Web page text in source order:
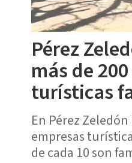
Pérez
más de
turísticas
En Pérez
empresas
de cada 10 son